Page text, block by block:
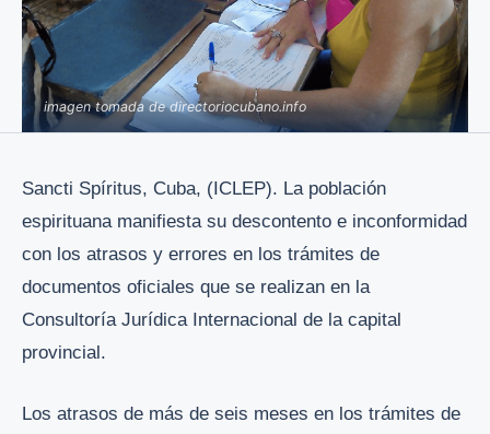
imagen tomada de directoriocubano.info
Sancti Spíritus, Cuba, (ICLEP). La población
espirituana manifiesta su descontento e inconformidad
con los atrasos y errores en los trámites de
documentos oficiales que se realizan en la
Consultoría Jurídica Internacional de la capital
provincial.
Los atrasos de más de seis meses en los trámites de